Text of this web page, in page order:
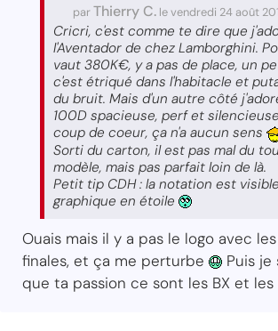
parThierry C. le vendredi 24 août
Cricri, c'est comme te dire que
l'Aventador de chez Lamborghini.
vaut 380K€, y a pas de place, un
c'est étriqué dans l'habitacle et
du bruit. Mais d'un autre côté
100D spacieuse, perf et
coup de coeur, ça n'a aucun sens
Sorti du carton, il est pas mal du
modèle, mais pas parfait loin de là.
Petit tip CDH : la notation est
graphique en étoile
Ouais mais il y a pas le logo avec
finales, et ça me perturbe
Puis je
que ta passion ce sont les BX et